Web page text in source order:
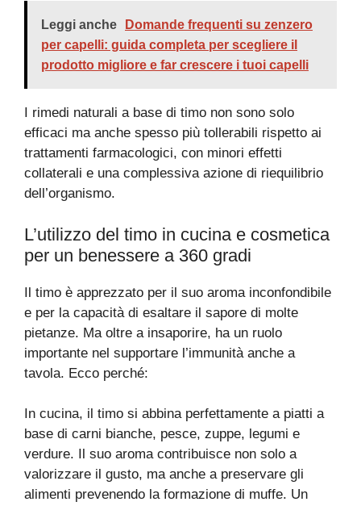
Leggi anche
Domande frequenti su zenzero
per capelli: guida completa per scegliere il
prodotto migliore e far crescere i tuoi capelli
I rimedi naturali a base di timo non sono solo
efficaci ma anche spesso più tollerabili rispetto ai
trattamenti farmacologici, con minori effetti
collaterali e una complessiva azione di riequilibrio
dell’organismo.
L’utilizzo del timo in cucina e cosmetica
per un benessere a 360 gradi
Il timo è apprezzato per il suo aroma inconfondibile
e per la capacità di esaltare il sapore di molte
pietanze. Ma oltre a insaporire, ha un ruolo
importante nel supportare l’immunità anche a
tavola. Ecco perché:
In cucina, il timo si abbina perfettamente a piatti a
base di carni bianche, pesce, zuppe, legumi e
verdure. Il suo aroma contribuisce non solo a
valorizzare il gusto, ma anche a preservare gli
alimenti prevenendo la formazione di muffe. Un